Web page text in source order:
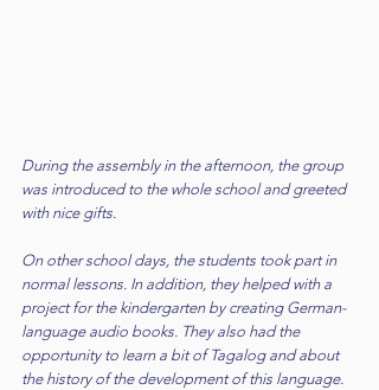
During the assembly in the afternoon, the group
was introduced to the whole school and greeted
with nice gifts.
On other school days, the students took part in
normal lessons. In addition, they helped with a
project for the kindergarten by creating German-
language audio books. They also had the
opportunity to learn a bit of Tagalog and about
the history of the development of this language.